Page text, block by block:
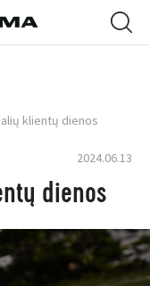
klientų dienos
2024.06.13
dienos